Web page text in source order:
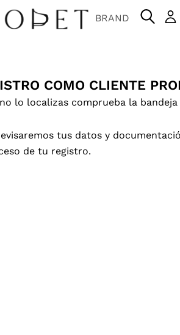
BRAND
COMO CLIENTE
lo localizas comprueba la bandeja
tus datos y
de tu registro.